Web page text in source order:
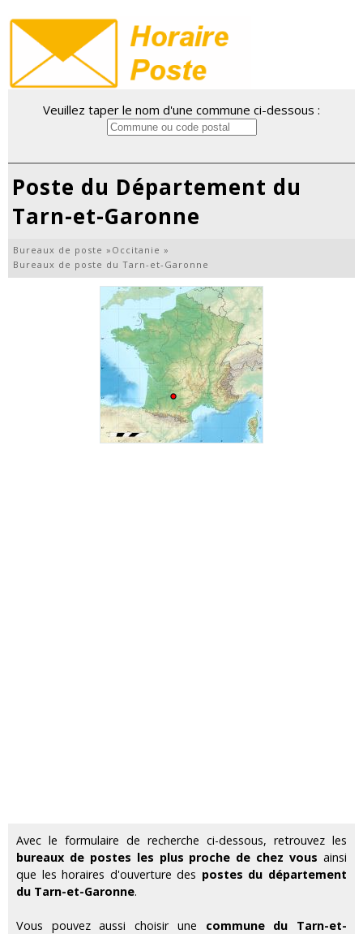
Veuillez taper le nom d'une commune ci-dessous :
Poste du Département du
Tarn-et-Garonne
Bureaux de poste » Occitanie »
Bureaux de poste du Tarn-et-Garonne
Avec le formulaire de recherche ci-dessous, retrouvez les
bureaux de postes les plus proche de chez vous ainsi
que les horaires d'ouverture des postes du département
du Tarn-et-Garonne.
Vous pouvez aussi choisir une commune du Tarn-et-